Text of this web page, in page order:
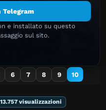
Telegram
e installato su questo
sul sito.
6 7 8 9 10
13.757 visualizzazioni